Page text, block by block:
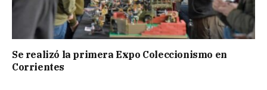
Se realizó la primera Expo Coleccionismo en
Corrientes